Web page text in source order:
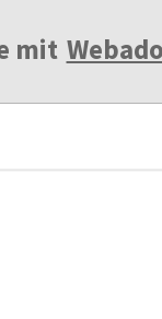
mit